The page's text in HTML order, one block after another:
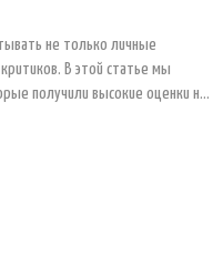
не только личные
В этой статье мы
получили высокие оценки на